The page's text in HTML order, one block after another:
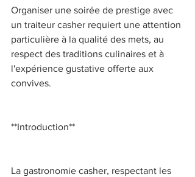
Organiser une soirée de prestige avec
un traiteur casher requiert une attention
particulière à la qualité des mets, au
respect des traditions culinaires et à
l'expérience gustative offerte aux
convives.
**Introduction**
La gastronomie casher, respectant les